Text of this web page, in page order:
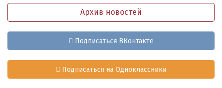
Архив новостей
Подписаться ВКонтакте
Подписаться на Одноклассники